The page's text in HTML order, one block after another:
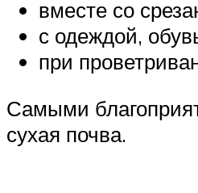
вместе со
с одеждой,
при
Самыми
сухая почва.